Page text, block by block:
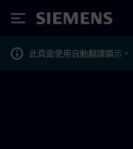
Siemens
此頁面使用自動翻譯顯示。